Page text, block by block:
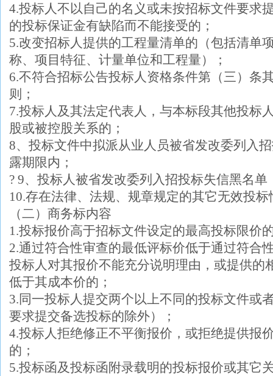
4.投标人不以自己的名义或未按招标文件要求
的投标保证金有缺陷而不能接受的；
5.改变招标人提供的工程量清单的（包括清单
称、项目特征、计量单位和工程量）；
6.不符合招标公告投标人资格条件第（三）条
则；
7.投标人及其法定代表人，与本标段其他投标
股或被控股关系的；
8、投标文件中拟派从业人员被省发改委列入
露期限内；
? 9、投标人被省发改委列入招投标失信黑名
10.存在法律、法规、规章规定的其它无效投标
（二）商务标内容
1.投标报价高于招标文件设定的最高投标限价
2.通过符合性审查的最低评标价低于通过符合
投标人对其报价不能充分说明理由，或提供的
低于其成本价的；
3.同一投标人提交两个以上不同的投标文件或
要求提交备选投标的除外）；
4.投标人拒绝修正不平衡报价，或拒绝提供报
的；
5.投标函及投标函附录载明的投标报价或其它